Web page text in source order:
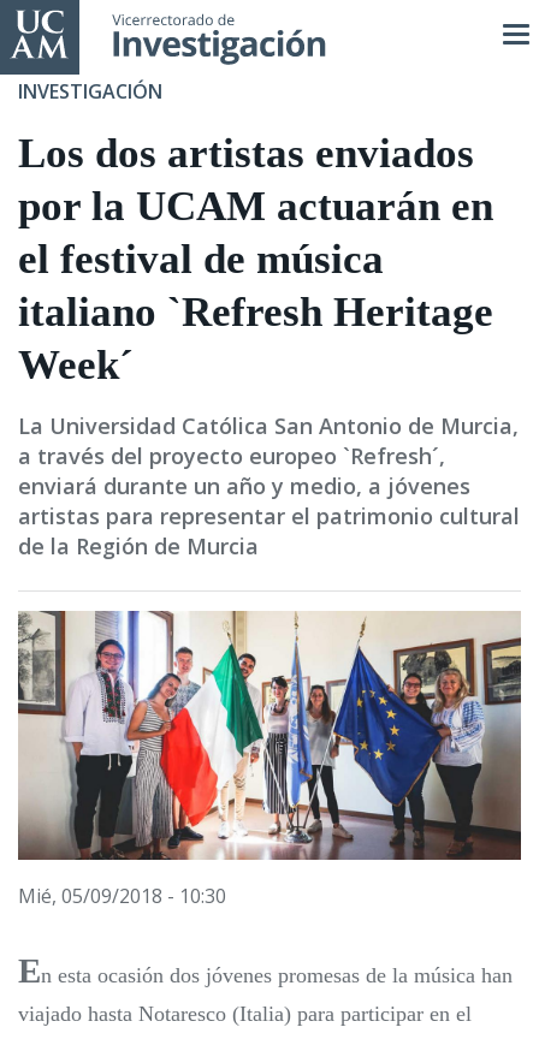
Pasar
al
contenido
INVESTIGACIÓN
Los dos artistas enviados
por la UCAM actuarán en
el festival de música
italiano `Refresh Heritage
Week´
La Universidad Católica San Antonio de Murcia,
a través del proyecto europeo `Refresh´,
enviará durante un año y medio, a jóvenes
artistas para representar el patrimonio cultural
de la Región de Murcia
Mié, 05/09/2018 - 10:30
En esta ocasión dos jóvenes promesas de la música han
viajado hasta Notaresco (Italia) para participar en el